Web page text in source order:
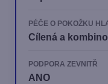
PÉČE O POKOŽKU
Cílená a
PODPORA ZEVNITŘ
ANO